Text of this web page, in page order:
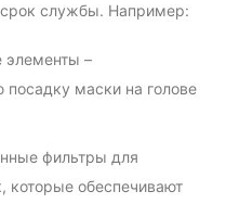
срок службы. Например:
элементы –
маски на голове
фильтры для
которые обеспечивают